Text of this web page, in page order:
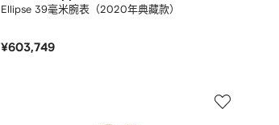
Ellipse 39毫米腕表（2020年典藏款）
¥603,749